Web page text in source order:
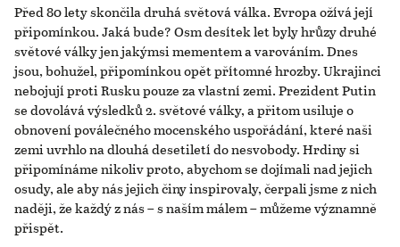
Před 80 lety skončila druhá světová válka. Evropa ožívá její
připomínkou. Jaká bude? Osm desítek let byly hrůzy druhé
světové války jen jakýmsi mementem a varováním. Dnes
jsou, bohužel, připomínkou opět přítomné hrozby. Ukrajinci
nebojují proti Rusku pouze za vlastní zemi. Prezident Putin
se dovolává výsledků 2. světové války, a přitom usiluje o
obnovení poválečného mocenského uspořádání, které naši
zemi uvrhlo na dlouhá desetiletí do nesvobody. Hrdiny si
připomínáme nikoliv proto, abychom se dojímali nad jejich
osudy, ale aby nás jejich činy inspirovaly, čerpali jsme z nich
naději, že každý z nás – s naším málem – můžeme významně
přispět.